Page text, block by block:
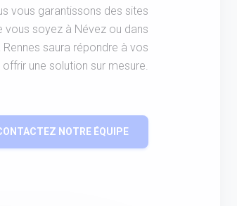
vous garantissons des sites
soyez à Névez ou dans
saura répondre à vos
une solution sur mesure.
NOTRE ÉQUIPE